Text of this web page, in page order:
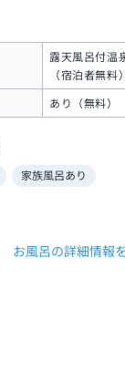
露天風呂付温
（宿泊者無料）
あり（無料）
家族風呂あり
お風呂の詳細情報